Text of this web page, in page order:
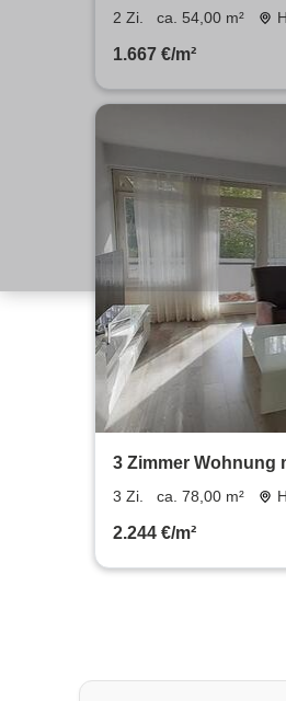
2 Zi. ca. 54,00 m²
1.667 €/m²
3 Zimmer Wohnung
verkaufen
3 Zi. ca. 78,00 m²
2.244 €/m²